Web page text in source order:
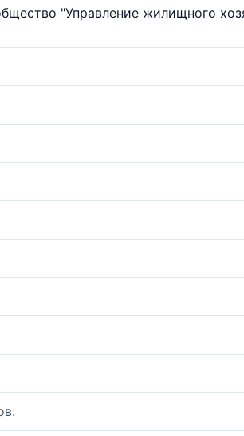
"Управление жилищного